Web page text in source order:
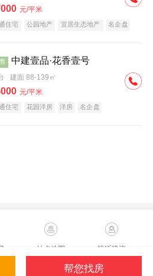
元/平米
住宅 公园地产 宜居生态地产 名企盘
中建壹品·花香壹号
建面 88-139㎡
元/平米
住宅 花园洋房 洋房 名企盘
帮您找房
站点地图 投诉建议